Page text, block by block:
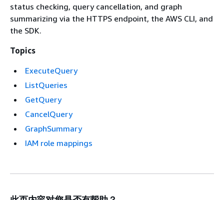
status checking, query cancellation, and graph
summarizing via the HTTPS endpoint, the AWS CLI, and
the SDK.
Topics
ExecuteQuery
ListQueries
GetQuery
CancelQuery
GraphSummary
IAM role mappings